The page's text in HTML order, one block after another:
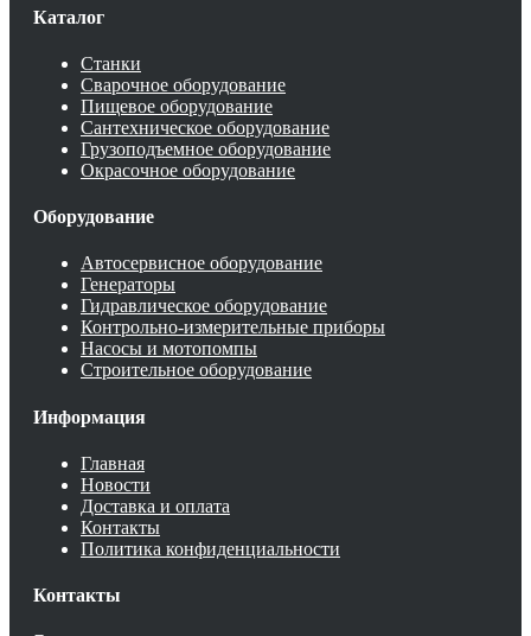
Каталог
Станки
Сварочное оборудование
Пищевое оборудование
Сантехническое оборудование
Грузоподъемное оборудование
Окрасочное оборудование
Оборудование
Автосервисное оборудование
Генераторы
Гидравлическое оборудование
Контрольно-измерительные приборы
Насосы и мотопомпы
Строительное оборудование
Информация
Главная
Новости
Доставка и оплата
Контакты
Политика конфиденциальности
Контакты